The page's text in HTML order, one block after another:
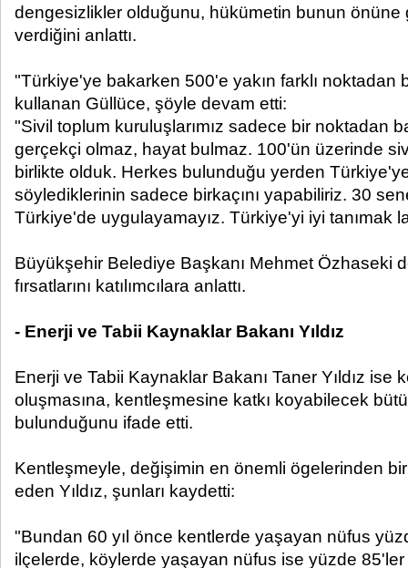
dengesizlikler olduğunu, hükümetin bunun önüne
verdiğini anlattı.
"Türkiye'ye bakarken 500'e yakın farklı noktadan
kullanan Güllüce, şöyle devam etti:
"Sivil toplum kuruluşlarımız sadece bir noktadan
gerçekçi olmaz, hayat bulmaz. 100'ün üzerinde
birlikte olduk. Herkes bulunduğu yerden Türkiye'ye
söylediklerinin sadece birkaçını yapabiliriz. 30
Türkiye'de uygulayamayız. Türkiye'yi iyi tanımak
Büyükşehir Belediye Başkanı Mehmet Özhaseki
fırsatlarını katılımcılara anlattı.
- Enerji ve Tabii Kaynaklar Bakanı Yıldız
Enerji ve Tabii Kaynaklar Bakanı Taner Yıldız ise
oluşmasına, kentleşmesine katkı koyabilecek
bulunduğunu ifade etti.
Kentleşmeyle, değişimin en önemli ögelerinden
eden Yıldız, şunları kaydetti:
"Bundan 60 yıl önce kentlerde yaşayan nüfus
ilçelerde, köylerde yaşayan nüfus ise yüzde 85'ler